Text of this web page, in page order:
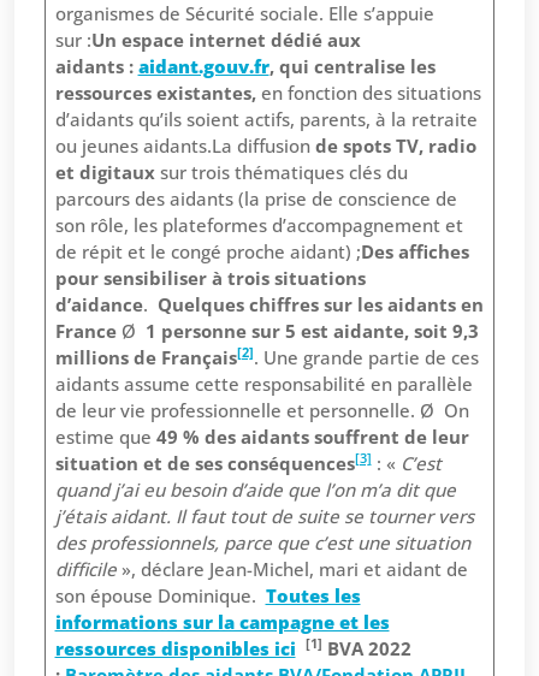
organismes de Sécurité sociale. Elle s’appuie
sur :Un espace internet dédié aux
aidants : aidant.gouv.fr, qui centralise les
ressources existantes, en fonction des situations
d’aidants qu’ils soient actifs, parents, à la retraite
ou jeunes aidants.La diffusion de spots TV, radio
et digitaux sur trois thématiques clés du
parcours des aidants (la prise de conscience de
son rôle, les plateformes d’accompagnement et
de répit et le congé proche aidant) ;Des affiches
pour sensibiliser à trois situations
d’aidance. Quelques chiffres sur les aidants en
France Ø 1 personne sur 5 est aidante, soit 9,3
millions de Français[2]. Une grande partie de ces
aidants assume cette responsabilité en parallèle
de leur vie professionnelle et personnelle. Ø On
estime que 49 % des aidants souffrent de leur
situation et de ses conséquences[3]: « C’est
quand j’ai eu besoin d’aide que l’on m’a dit que
j’étais aidant. Il faut tout de suite se tourner vers
des professionnels, parce que c’est une situation
difficile», déclare Jean-Michel, mari et aidant de
son épouse Dominique. Toutes les
informations sur la campagne et les
ressources disponibles ici [1] BVA 2022